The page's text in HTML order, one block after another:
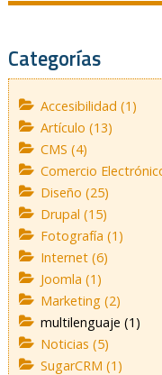
Categorías
Accesibilidad (1)
Artículo (13)
CMS (4)
Comercio
Diseño (25)
Drupal (15)
Fotografía (1)
Internet (6)
Joomla (1)
Marketing (2)
multilenguaje (1)
Noticias (5)
SugarCRM (1)